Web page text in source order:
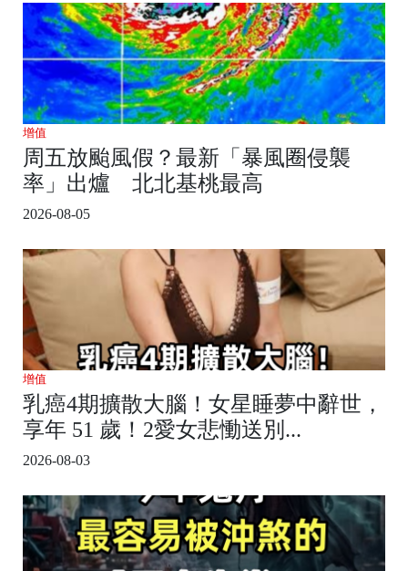
增值
周五放颱風假？最新「暴風圈侵襲
率」出爐 北北基桃最高
2026-08-05
增值
乳癌4期擴散大腦！女星睡夢中辭世，
享年 51 歲！2愛女悲慟送別...
2026-08-03